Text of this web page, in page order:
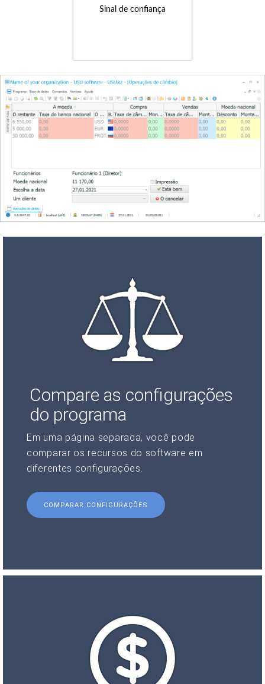
Sinal de confiança
Compare as configurações
do programa
Em uma página separada, você pode
comparar os recursos do software em
diferentes configurações.
COMPARAR CONFIGURAÇÕES